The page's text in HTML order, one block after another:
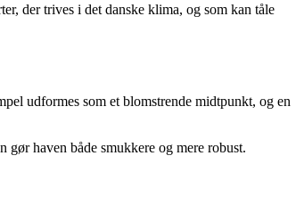
der trives i det danske klima, og som kan tåle
udformes som et blomstrende midtpunkt, og en
haven både smukkere og mere robust.